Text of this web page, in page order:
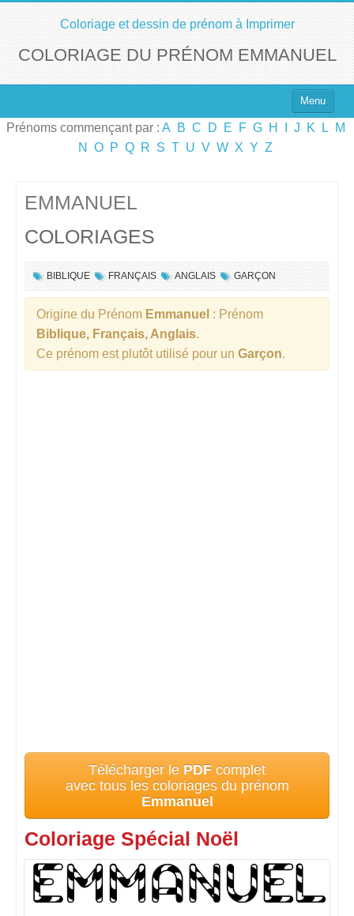
Coloriage et dessin de prénom à Imprimer
COLORIAGE DU PRÉNOM EMMANUEL
Menu
Top 100 des Prénoms
Prénoms commençant par : A B C D E F G H J K L
M
N
O P Q R S T U V W X Y Z
EMMANUEL
COLORIAGES
BIBLIQUE FRANÇAIS ANGLAIS GARÇON
Origine du Prénom Emmanuel : Prénom
Biblique, Français, Anglais.
Ce prénom est plutôt utilisé pour un Garçon.
Télécharger le PDF complet
avec tous les coloriages du prénom
Emmanuel
Coloriage Spécial Noël